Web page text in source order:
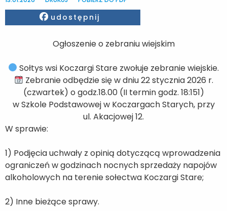
Facebook
udostępnij
Ogłoszenie o zebraniu wiejskim
Sołtys wsi Koczargi Stare zwołuje zebranie wiejskie.
Zebranie odbędzie się w dniu 22 stycznia 2026 r.
(czwartek) o godz.18.00 (II termin godz. 18:151)
w Szkole Podstawowej w Koczargach Starych, przy
ul. Akacjowej 12.
W sprawie:
1) Podjęcia uchwały z opinią dotyczącą wprowadzenia
ograniczeń w godzinach nocnych sprzedaży napojów
alkoholowych na terenie sołectwa Koczargi Stare;
2) Inne bieżące sprawy.